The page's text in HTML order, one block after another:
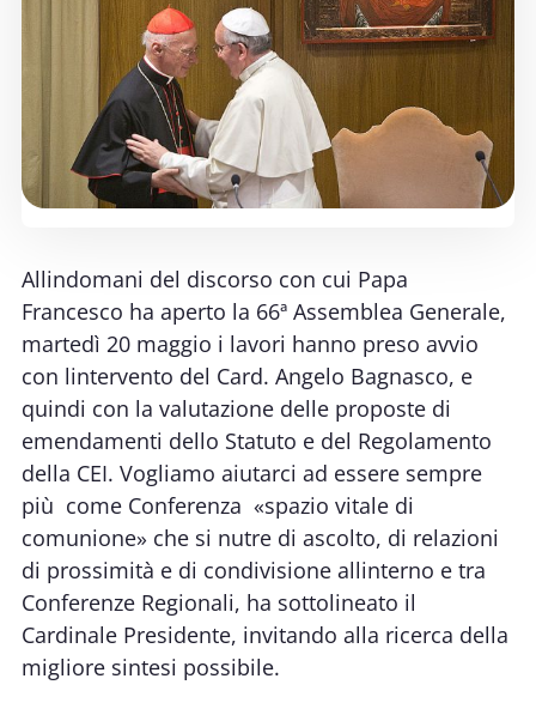
Allindomani del discorso con cui Papa
Francesco ha aperto la 66ª Assemblea Generale,
martedì 20 maggio i lavori hanno preso avvio
con lintervento del Card. Angelo Bagnasco, e
quindi con la valutazione delle proposte di
emendamenti dello Statuto e del Regolamento
della CEI. Vogliamo aiutarci ad essere sempre
più  come Conferenza  «spazio vitale di
comunione» che si nutre di ascolto, di relazioni
di prossimità e di condivisione allinterno e tra
Conferenze Regionali, ha sottolineato il
Cardinale Presidente, invitando alla ricerca della
migliore sintesi possibile.